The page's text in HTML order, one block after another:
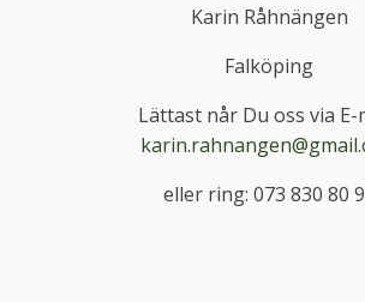
Karin Råhnängen
Falköping
Lättast når Du oss via E-
eller ring: 073 830 80